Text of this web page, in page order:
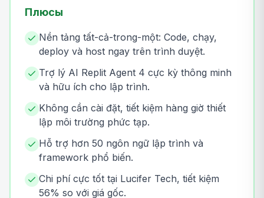
Плюсы
Nền tảng tất-cả-trong-một: Code, chạy,
deploy và host ngay trên trình duyệt.
Trợ lý AI Replit Agent 4 cực kỳ thông minh
và hữu ích cho lập trình.
Không cần cài đặt, tiết kiệm hàng giờ thiết
lập môi trường phức tạp.
Hỗ trợ hơn 50 ngôn ngữ lập trình và
framework phổ biến.
Chi phí cực tốt tại Lucifer Tech, tiết kiệm
56% so với giá gốc.